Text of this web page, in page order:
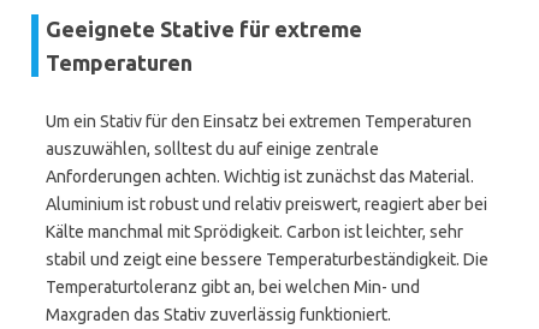
Geeignete Stative für extreme
Temperaturen
Um ein Stativ für den Einsatz bei extremen Temperaturen
auszuwählen, solltest du auf einige zentrale
Anforderungen achten. Wichtig ist zunächst das Material.
Aluminium ist robust und relativ preiswert, reagiert aber bei
Kälte manchmal mit Sprödigkeit. Carbon ist leichter, sehr
stabil und zeigt eine bessere Temperaturbeständigkeit. Die
Temperaturtoleranz gibt an, bei welchen Min- und
Maxgraden das Stativ zuverlässig funktioniert.